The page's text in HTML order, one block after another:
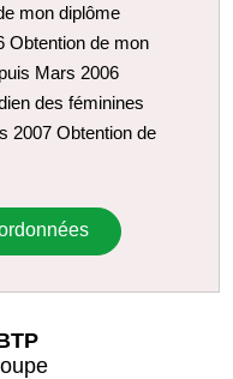
mon diplôme
Obtention de mon
Mars 2006
des féminines
2007 Obtention de